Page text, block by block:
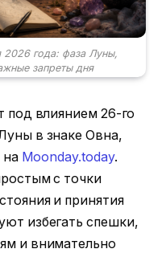
2026 года: фаза Луны,
запреты дня
под влиянием 26-го
в знаке Овна,
на Moonday.today.
с точки
и принятия
избегать спешки,
и внимательно